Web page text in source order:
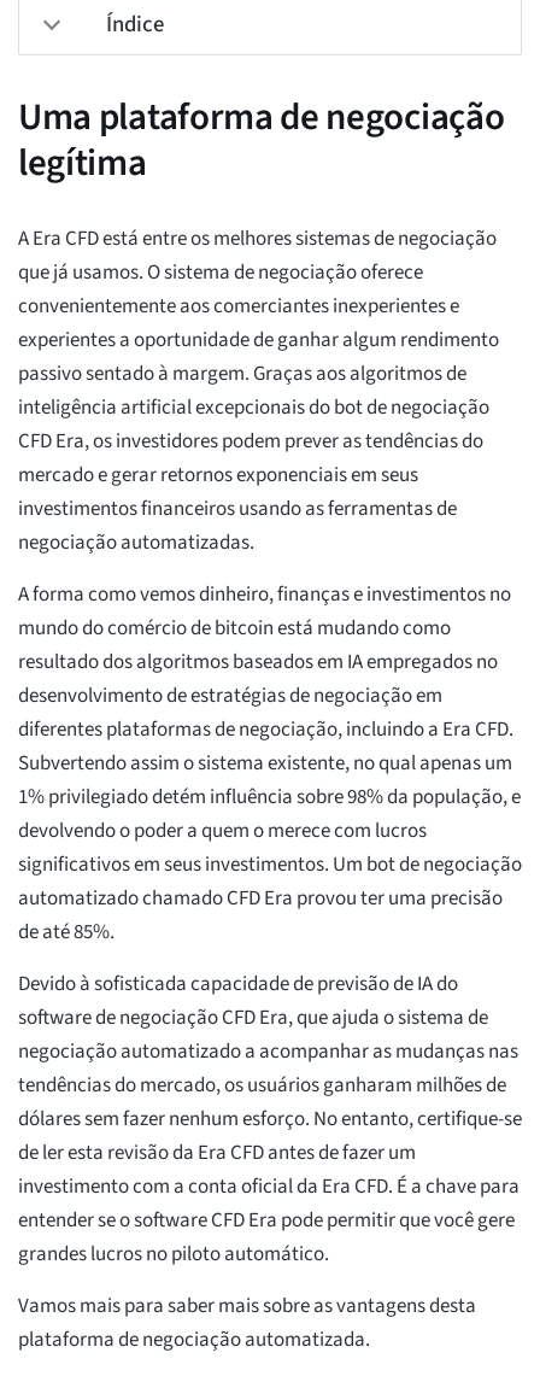
Índice
Uma plataforma de negociação
legítima
A Era CFD está entre os melhores sistemas de negociação
que já usamos. O sistema de negociação oferece
convenientemente aos comerciantes inexperientes e
experientes a oportunidade de ganhar algum rendimento
passivo sentado à margem. Graças aos algoritmos de
inteligência artificial excepcionais do bot de negociação
CFD Era, os investidores podem prever as tendências do
mercado e gerar retornos exponenciais em seus
investimentos financeiros usando as ferramentas de
negociação automatizadas.
A forma como vemos dinheiro, finanças e investimentos no
mundo do comércio de bitcoin está mudando como
resultado dos algoritmos baseados em IA empregados no
desenvolvimento de estratégias de negociação em
diferentes plataformas de negociação, incluindo a Era CFD.
Subvertendo assim o sistema existente, no qual apenas um
1% privilegiado detém influência sobre 98% da população, e
devolvendo o poder a quem o merece com lucros
significativos em seus investimentos. Um bot de negociação
automatizado chamado CFD Era provou ter uma precisão
de até 85%.
Devido à sofisticada capacidade de previsão de IA do
software de negociação CFD Era, que ajuda o sistema de
negociação automatizado a acompanhar as mudanças nas
tendências do mercado, os usuários ganharam milhões de
dólares sem fazer nenhum esforço. No entanto, certifique-se
de ler esta revisão da Era CFD antes de fazer um
investimento com a conta oficial da Era CFD. É a chave para
entender se o software CFD Era pode permitir que você gere
grandes lucros no piloto automático.
Vamos mais para saber mais sobre as vantagens desta
plataforma de negociação automatizada.